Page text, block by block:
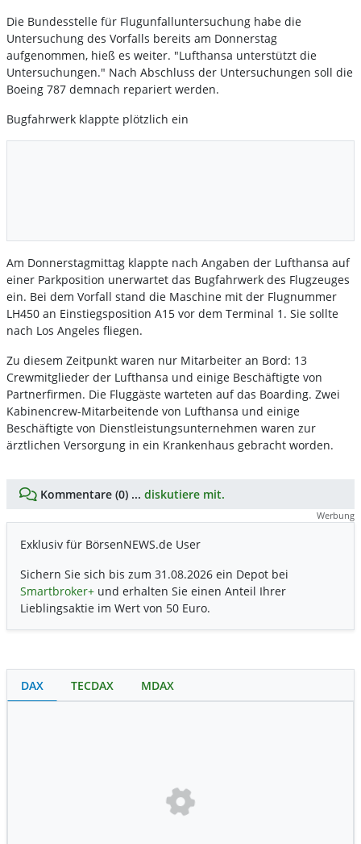
Die Bundesstelle für Flugunfalluntersuchung habe die
Untersuchung des Vorfalls bereits am Donnerstag
aufgenommen, hieß es weiter. "Lufthansa unterstützt die
Untersuchungen." Nach Abschluss der Untersuchungen soll die
Boeing 787 demnach repariert werden.
Bugfahrwerk klappte plötzlich ein
Am Donnerstagmittag klappte nach Angaben der Lufthansa auf
einer Parkposition unerwartet das Bugfahrwerk des Flugzeuges
ein. Bei dem Vorfall stand die Maschine mit der Flugnummer
LH450 an Einstiegsposition A15 vor dem Terminal 1. Sie sollte
nach Los Angeles fliegen.
Zu diesem Zeitpunkt waren nur Mitarbeiter an Bord: 13
Crewmitglieder der Lufthansa und einige Beschäftigte von
Partnerfirmen. Die Fluggäste warteten auf das Boarding. Zwei
Kabinencrew-Mitarbeitende von Lufthansa und einige
Beschäftigte von Dienstleistungsunternehmen waren zur
ärztlichen Versorgung in ein Krankenhaus gebracht worden.
Kommentare (0) ... diskutiere mit.
Werbung
Exklusiv für BörsenNEWS.de User
Sichern Sie sich bis zum 31.08.2026 ein Depot bei
Smartbroker+ und erhalten Sie einen Anteil Ihrer
Lieblingsaktie im Wert von 50 Euro.
DAX TECDAX MDAX